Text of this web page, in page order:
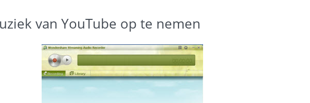
van YouTube op te nemen